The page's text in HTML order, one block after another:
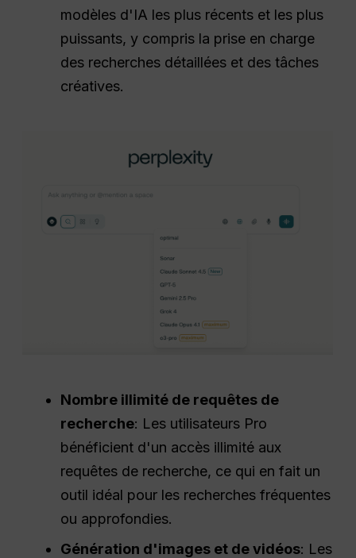
modèles d'IA les plus récents et les plus
puissants, y compris la prise en charge
des recherches détaillées et des tâches
créatives.
Nombre illimité de requêtes de
recherche: Les utilisateurs Pro
bénéficient d'un accès illimité aux
requêtes de recherche, ce qui en fait un
outil idéal pour les recherches fréquentes
ou approfondies.
Génération d'images et de vidéos: Les